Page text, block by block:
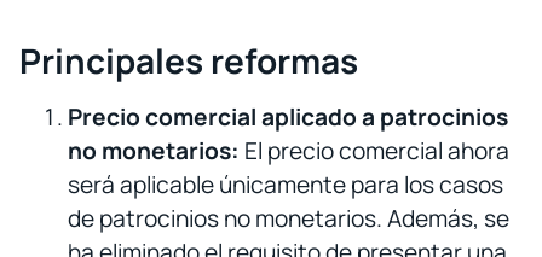
Principales reformas
Precio comercial aplicado a patrocinios
no monetarios: El precio comercial ahora
será aplicable únicamente para los casos
de patrocinios no monetarios. Además, se